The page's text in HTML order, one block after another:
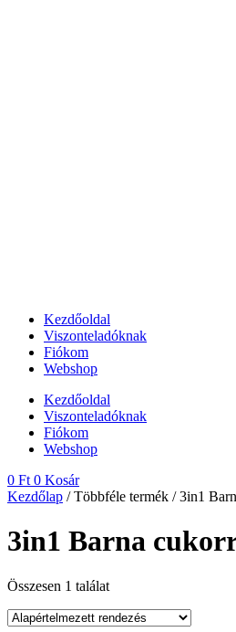
Kezdőoldal
Viszonteladóknak
Fiókom
Webshop
Kezdőoldal
Viszonteladóknak
Fiókom
Webshop
0 Ft 0 Kosár
Kezdőlap / Többféle termék / 3in1
3in1 Barna
Összesen 1 találat